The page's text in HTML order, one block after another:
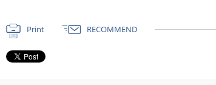
Print RECOMMEND